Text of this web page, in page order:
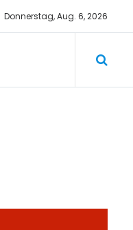
Donnerstag, Aug. 6, 2026